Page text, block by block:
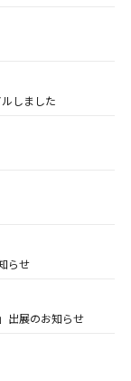
しました
らせ
出展のお知らせ